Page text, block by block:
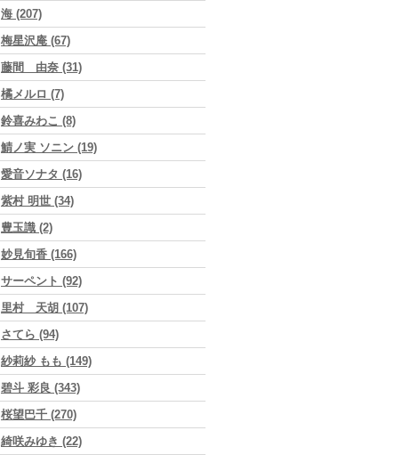
海 (207)
梅星沢庵 (67)
藤間 由奈 (31)
橘メルロ (7)
鈴喜みわこ (8)
鯖ノ実 ソニン (19)
愛音ソナタ (16)
紫村 明世 (34)
豊玉識 (2)
妙見旬香 (166)
サーペント (92)
里村 天胡 (107)
さてら (94)
紗莉紗 もも (149)
碧斗 彩良 (343)
桜望巴千 (270)
綺咲みゆき (22)